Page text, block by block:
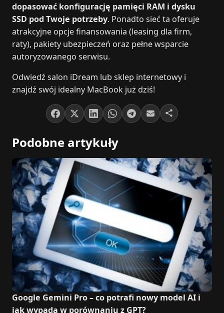
dopasować konfigurację pamięci RAM i dysku
SSD pod Twoje potrzeby. Ponadto sieć ta oferuje
atrakcyjne opcje finansowania (leasing dla firm,
raty), pakiety ubezpieczeń oraz pełne wsparcie
autoryzowanego serwisu.
Odwiedź salon iDream lub sklep internetowy i
znajdź swój idealny MacBook już dziś!
Podobne artykuły
Google Gemini Pro – co potrafi nowy model AI i
jak wypada w porównaniu z GPT?